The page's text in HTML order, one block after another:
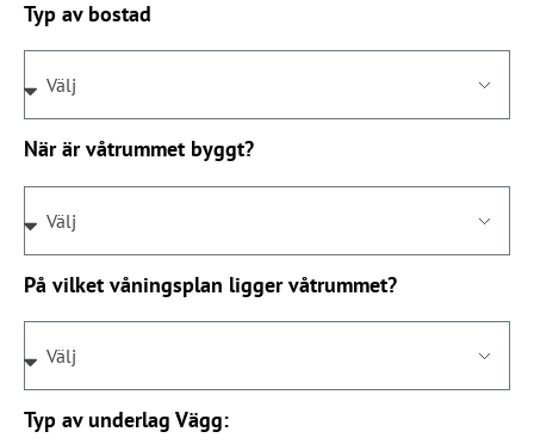
Typ av bostad
När är våtrummet byggt?
På vilket våningsplan ligger våtrummet?
Typ av underlag Vägg: